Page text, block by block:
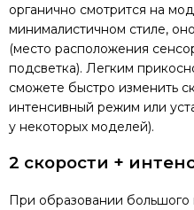
органично смотрится на
минималистичном стиле,
(место расположения
подсветка). Легким
сможете быстро изменить
интенсивный режим или
у некоторых моделей).
2 скорости +
При образовании